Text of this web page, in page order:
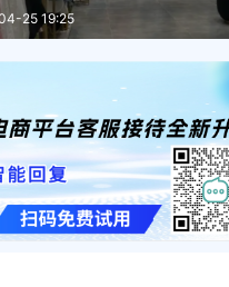
25 19:25